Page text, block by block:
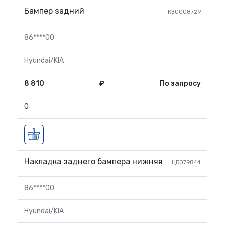
Бампер задний КЗ0008729
86****00
Hyundai/KIA
8 810 ₽ По запросу
0
Накладка заднего бампера нижняя ЦБ079844
86****00
Hyundai/KIA